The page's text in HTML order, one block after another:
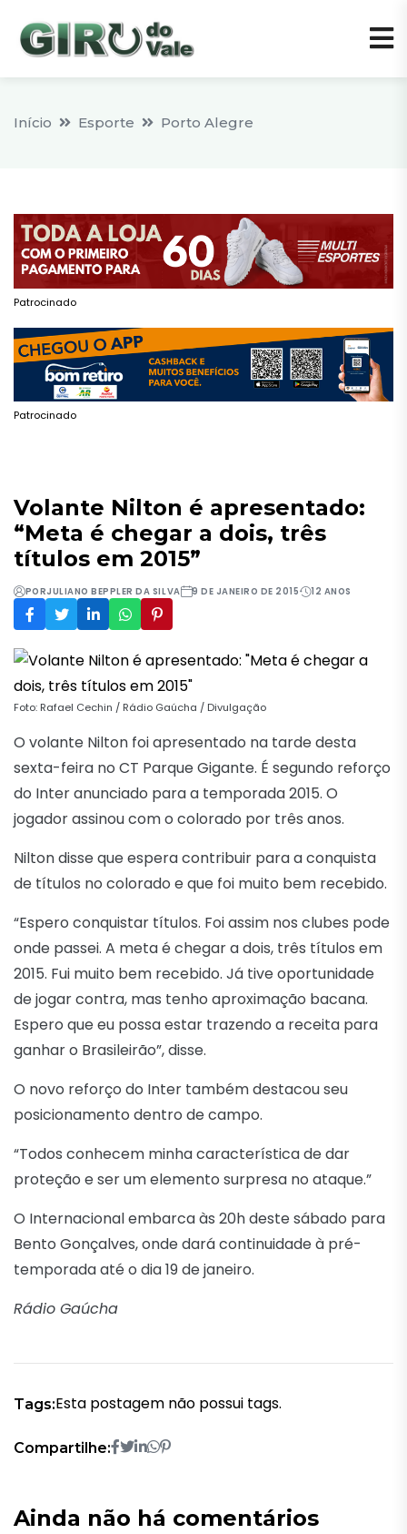
Início Esporte Porto Alegre
Patrocinado
Patrocinado
Volante Nilton é apresentado:
“Meta é chegar a dois, três
títulos em 2015”
PORJULIANO BEPPLER DA SILVA 9 DE JANEIRO DE 2015 12 ANOS
Foto: Rafael Cechin / Rádio Gaúcha / Divulgação
O volante Nilton foi apresentado na tarde desta
sexta-feira no CT Parque Gigante. É segundo reforço
do Inter anunciado para a temporada 2015. O
jogador assinou com o colorado por três anos.
Nilton disse que espera contribuir para a conquista
de títulos no colorado e que foi muito bem recebido.
“Espero conquistar títulos. Foi assim nos clubes pode
onde passei. A meta é chegar a dois, três títulos em
2015. Fui muito bem recebido. Já tive oportunidade
de jogar contra, mas tenho aproximação bacana.
Espero que eu possa estar trazendo a receita para
ganhar o Brasileirão”, disse.
O novo reforço do Inter também destacou seu
posicionamento dentro de campo.
“Todos conhecem minha característica de dar
proteção e ser um elemento surpresa no ataque.”
O Internacional embarca às 20h deste sábado para
Bento Gonçalves, onde dará continuidade à pré-
temporada até o dia 19 de janeiro.
Rádio Gaúcha
Tags:Esta postagem não possui tags.
Compartilhe:
Ainda não há comentários